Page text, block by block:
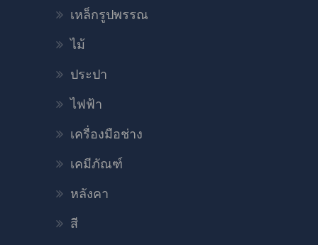
เหล็กรูปพรรณ
ไม้
ประปา
ไฟฟ้า
เครื่องมือช่าง
เคมีภัณฑ์
หลังคา
สี